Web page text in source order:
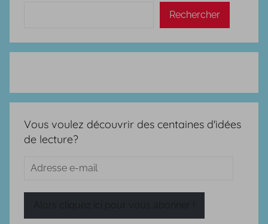
Rechercher
Vous voulez découvrir des centaines d'idées
de lecture?
Adresse